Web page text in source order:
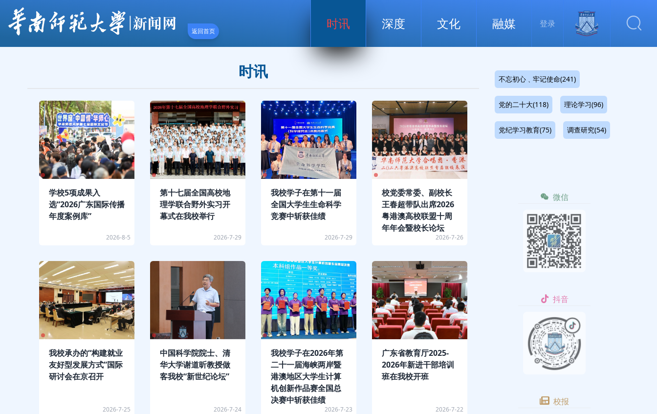
返回首页 时讯 深度 文化 融媒 登录
时讯
学校5项成果入
选“2026广东国际传播
年度案例库”
2026-8-5
第十七届全国高校地
理学联合野外实习开
幕式在我校举行
2026-7-29
我校学子在第十一届
全国大学生生命科学
竞赛中斩获佳绩
2026-7-29
校党委常委、副校长
王春超带队出席2026
粤港澳高校联盟十周
年年会暨校长论坛
2026-7-26
我校承办的“构建就业
友好型发展方式”国际
研讨会在京召开
2026-7-25
中国科学院院士、清
华大学谢道昕教授做
客我校“新世纪论坛”
2026-7-24
我校学子在2026年第
二十一届海峡两岸暨
港澳地区大学生计算
机创新作品赛全国总
决赛中斩获佳绩
2026-7-23
广东省教育厅2025-
2026年新进干部培训
班在我校开班
2026-7-22
不忘初心﹑牢记使命(241)
党的二十大(118) 理论学习(96)
党纪学习教育(75) 调查研究(54)
微信
抖音
校报